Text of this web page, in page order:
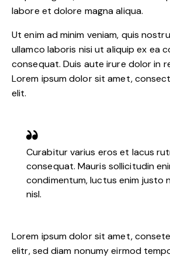
labore et dolore magna aliqua.
Ut enim ad minim veniam, quis
ullamco laboris nisi ut aliquip ex ea
consequat. Duis aute irure dolor in
Lorem ipsum dolor sit amet,
elit.
Curabitur varius eros et lacus
consequat. Mauris sollicitudin
condimentum, luctus enim justo
nisl.
Lorem ipsum dolor sit amet,
elitr, sed diam nonumy eirmod